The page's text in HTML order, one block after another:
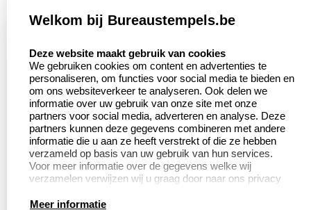
Klantenservice:
Contact
Veel gestelde vragen
Retourneren
Herroepingsrecht
Zakelijk:
Aanvraag op maat
Wederverkoper
worden
Betaling &
Verzending
Productinformatie:
Welkom bij Bureaustempels.be
Deze website maakt gebruik van cookies
We gebruiken cookies om content en advertenties te
personaliseren, om functies voor social media te bieden en
om ons websiteverkeer te analyseren. Ook delen we
informatie over uw gebruik van onze site met onze
partners voor social media, adverteren en analyse. Deze
partners kunnen deze gegevens combineren met andere
informatie die u aan ze heeft verstrekt of die ze hebben
verzameld op basis van uw gebruik van hun services.
Voor meer informatie over de gegevens welke wij
verzamelen verwijzen wij u graag door naar ons privacy
Meer informatie